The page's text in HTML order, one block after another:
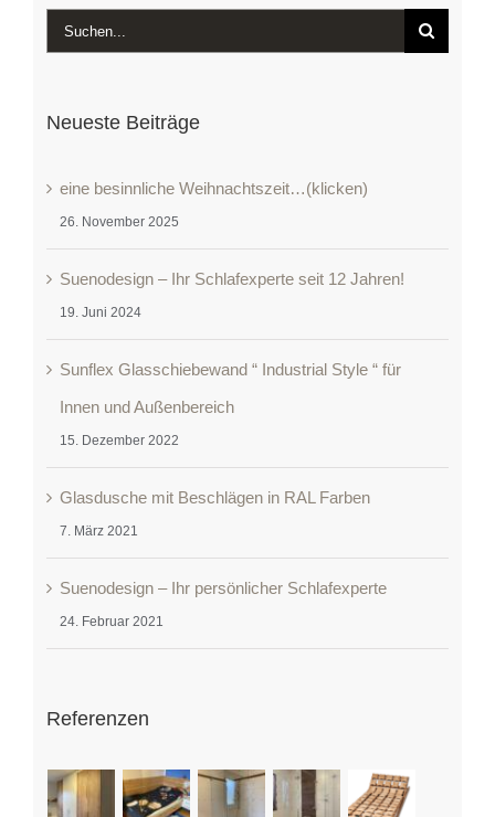
Suche
Neueste Beiträge
eine besinnliche Weihnachtszeit…(klicken)
26. November 2025
Suenodesign – Ihr Schlafexperte seit 12 Jahren!
19. Juni 2024
Sunflex Glasschiebewand “ Industrial Style “ für
Innen und Außenbereich
15. Dezember 2022
Glasdusche mit Beschlägen in RAL Farben
7. März 2021
Suenodesign – Ihr persönlicher Schlafexperte
24. Februar 2021
Referenzen